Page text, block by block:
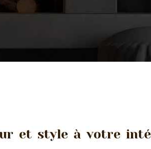
et style à votre